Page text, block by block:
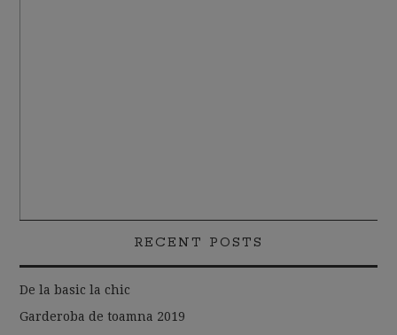
RECENT POSTS
De la basic la chic
Garderoba de toamna 2019